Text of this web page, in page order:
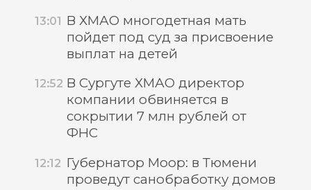
13:01 В ХМАО многодетная мать
пойдет под суд за присвоение
выплат на детей
12:52 В Сургуте ХМАО директор
компании обвиняется в
сокрытии 7 млн рублей от
ФНС
12:12 Губернатор Моор: в Тюмени
проведут санобработку домов